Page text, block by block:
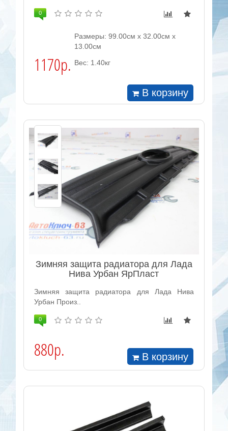
0
1170р.
Размеры: 99.00см x 32.00см x
13.00см
Вес: 1.40кг
В корзину
Зимняя защита радиатора для Лада
Нива Урбан ЯрПласт
Зимняя защита радиатора для Лада Нива
Урбан Произ..
0
880р. В корзину